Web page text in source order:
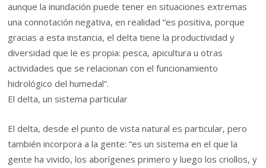
aunque la inundación puede tener en situaciones extremas
una connotación negativa, en realidad “es positiva, porque
gracias a esta instancia, el delta tiene la productividad y
diversidad que le es propia: pesca, apicultura u otras
actividades que se relacionan con el funcionamiento
hidrológico del humedal”.
El delta, un sistema particular
El delta, desde el punto de vista natural es particular, pero
también incorpora a la gente: “es un sistema en el que la
gente ha vivido, los aborígenes primero y luego los criollos, y